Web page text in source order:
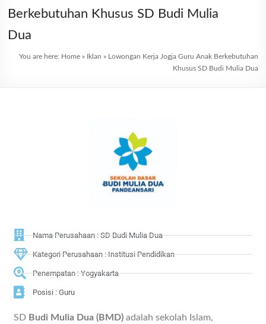
Berkebutuhan Khusus SD Budi Mulia
Dua
You are here: Home» Iklan » Lowongan Kerja Jogja Guru Anak Berkebutuhan
Khusus SD Budi Mulia Dua
Nama Perusahaan : SD Budi Mulia Dua
Kategori Perusahaan : Institusi Pendidikan
Penempatan : Yogyakarta
Posisi : Guru
SD Budi Mulia Dua (BMD) adalah sekolah Islam,